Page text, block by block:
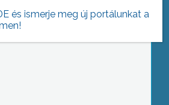
járják a várost. 3
és ismerje meg új portálunkat a